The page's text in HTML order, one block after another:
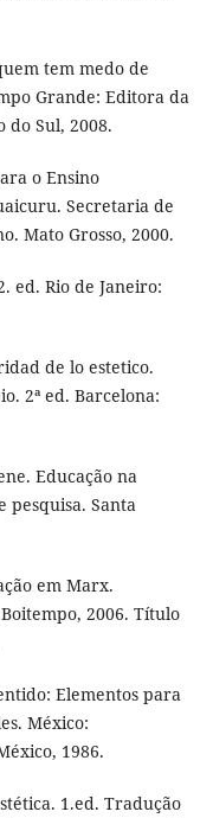
tem medo de
Grande: Editora da
do Sul, 2008.
o Ensino
Secretaria de
Mato Grosso, 2000.
ed. Rio de Janeiro:
de lo estetico.
2ª ed. Barcelona:
Educação na
pesquisa. Santa
em Marx.
2006. Título
Elementos para
México:
1986.
1.ed. Tradução